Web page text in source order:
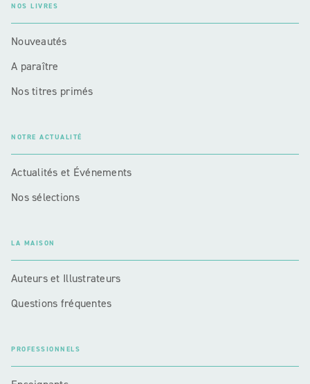
NOS LIVRES
Nouveautés
A paraître
Nos titres primés
NOTRE ACTUALITÉ
Actualités et Événements
Nos sélections
LA MAISON
Auteurs et Illustrateurs
Questions fréquentes
PROFESSIONNELS